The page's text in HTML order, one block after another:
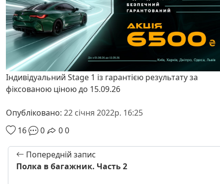
Індивідуальний Stage 1 із гарантією результату за
фіксованою ціною до 15.09.26
Опубліковано: 22 січня 2022р. 16:25
16
0 00
Попередній запис
Полка в багажник. Часть 2